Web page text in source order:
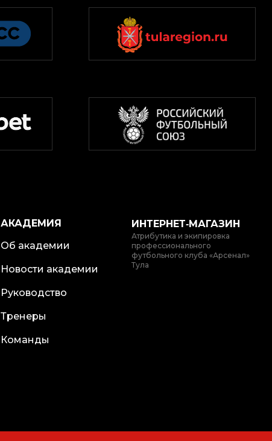
АКАДЕМИЯ
Об академии
Новости академии
Руководство
Тренеры
Команды
ИНТЕРНЕТ‑МАГАЗИН
Атрибутика и экипировка
профессионального
футбольного клуба «Арсенал»
Тула